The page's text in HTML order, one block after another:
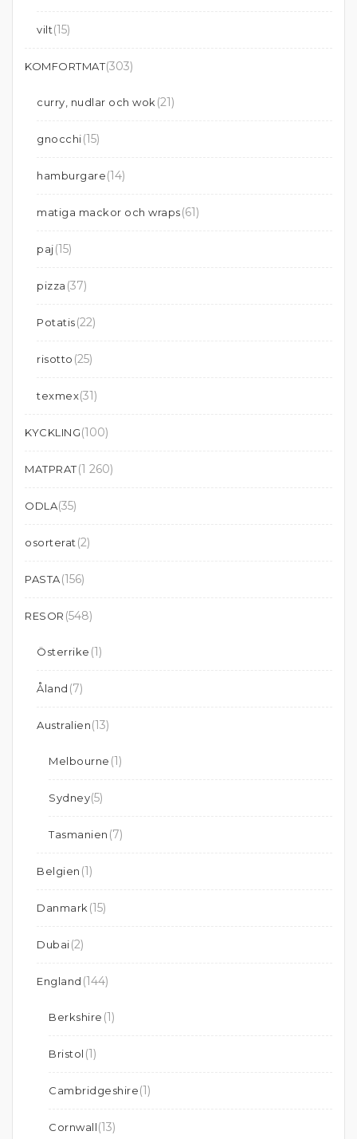
vilt(15)
KOMFORTMAT(303)
curry, nudlar och wok (21)
gnocchi(15)
hamburgare(14)
matiga mackor och wraps(61)
paj(15)
pizza (37)
Potatis(22)
risotto (25)
texmex(31)
KYCKLING(100)
MATPRAT(1 260)
ODLA(35)
osorterat (2)
PASTA(156)
RESOR (548)
Österrike (1)
Åland (7)
Australien(13)
Melbourne (1)
Sydney(5)
Tasmanien (7)
Belgien (1)
Danmark (15)
Dubai(2)
England (144)
Berkshire (1)
Bristol (1)
Cambridgeshire(1)
Cornwall(13)